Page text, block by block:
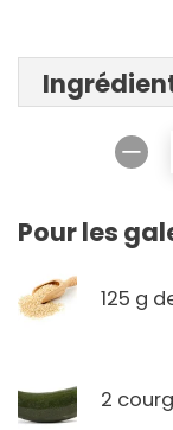
Pour les
125 g
2